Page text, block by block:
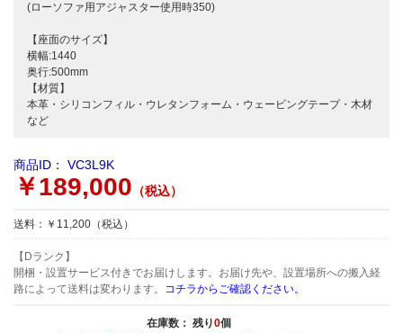
(ローソファ用アジャスター使用時350)
【座面のサイズ】
横幅:1440
奥行:500mm
【材質】
本革・シリコンフィル・ウレタンフォーム・ウェービングテープ・木材
など
商品ID： VC3L9K
￥189,000 （税込）
送料：￥11,200（税込）
【Dランク】
開梱・設置サービス付きでお届けします。お届け先や、設置場所への搬入経
路によって送料は変わります。 コチラからご確認ください。
在庫数： 残り0個